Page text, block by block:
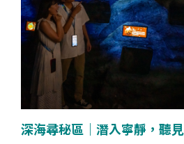
深海尋秘區｜潛入寧靜，聽